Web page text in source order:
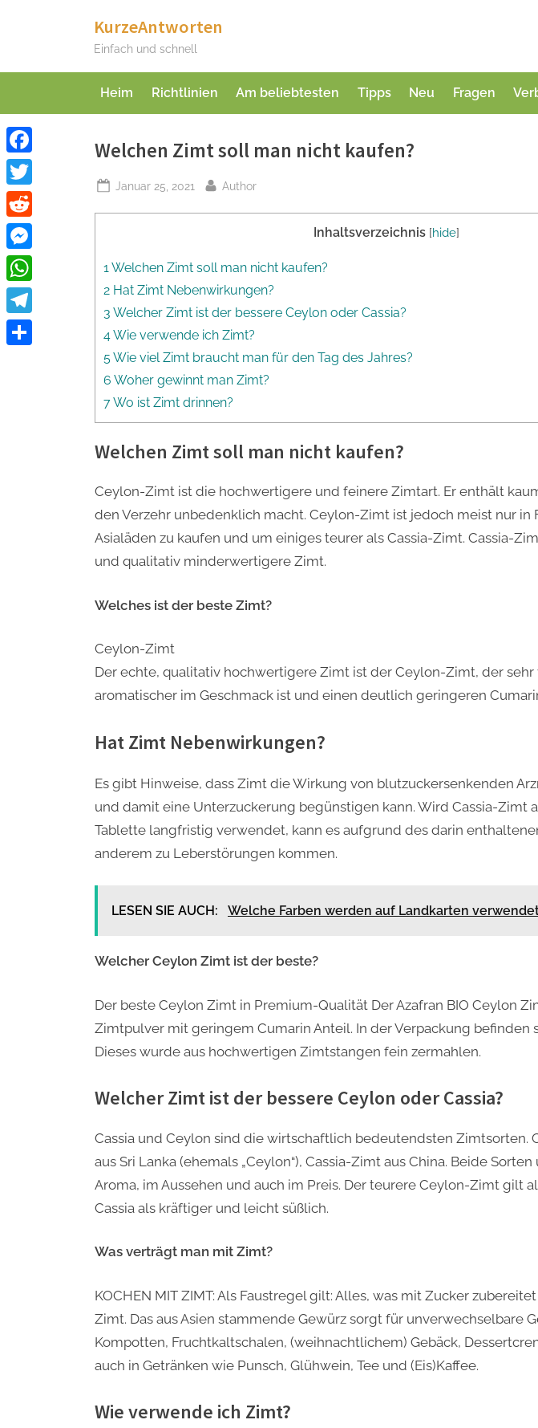
KurzeAntworten
Einfach und schnell
Heim Richtlinien Am beliebtesten Tipps Neu Fragen
Welchen Zimt soll man nicht kaufen?
Posted
Januar 25, 2021 By
Author
Inhaltsverzeichnis [hide]
1 Welchen Zimt soll man nicht kaufen?
2 Hat Zimt Nebenwirkungen?
3 Welcher Zimt ist der bessere Ceylon oder Cassia?
4 Wie verwende ich Zimt?
5 Wie viel Zimt braucht man für den Tag des Jahres?
6 Woher gewinnt man Zimt?
7 Wo ist Zimt drinnen?
Welchen Zimt soll man nicht kaufen?
Ceylon-Zimt ist die hochwertigere und feinere Zimtart. Er enthält
den Verzehr unbedenklich macht. Ceylon-Zimt ist jedoch meist nur in
Asialäden zu kaufen und um einiges teurer als Cassia-Zimt. Cassia-
und qualitativ minderwertigere Zimt.
Welches ist der beste Zimt?
Ceylon-Zimt
Der echte, qualitativ hochwertigere Zimt ist der Ceylon-Zimt, der sehr
aromatischer im Geschmack ist und einen deutlich geringeren
Hat Zimt Nebenwirkungen?
Es gibt Hinweise, dass Zimt die Wirkung von blutzuckersenkenden
und damit eine Unterzuckerung begünstigen kann. Wird Cassia-Zimt
Tablette langfristig verwendet, kann es aufgrund des darin
anderem zu Leberstörungen kommen.
LESEN SIE AUCH: Welche Farben werden auf Landkarten
Welcher Ceylon Zimt ist der beste?
Der beste Ceylon Zimt in Premium-Qualität Der Azafran BIO Ceylon
Zimtpulver mit geringem Cumarin Anteil. In der Verpackung befinden
Dieses wurde aus hochwertigen Zimtstangen fein zermahlen.
Welcher Zimt ist der bessere Ceylon oder Cassia?
Cassia und Ceylon sind die wirtschaftlich bedeutendsten Zimtsorten.
aus Sri Lanka (ehemals „Ceylon“), Cassia-Zimt aus China. Beide
Aroma, im Aussehen und auch im Preis. Der teurere Ceylon-Zimt gilt
Cassia als kräftiger und leicht süßlich.
Was verträgt man mit Zimt?
KOCHEN MIT ZIMT: Als Faustregel gilt: Alles, was mit Zucker
Zimt. Das aus Asien stammende Gewürz sorgt für unverwechselbare
Kompotten, Fruchtkaltschalen, (weihnachtlichem) Gebäck,
auch in Getränken wie Punsch, Glühwein, Tee und (Eis)Kaffee.
Wie verwende ich Zimt?
Facebook
Twitter
Reddit
Messenger
WhatsApp
Telegram